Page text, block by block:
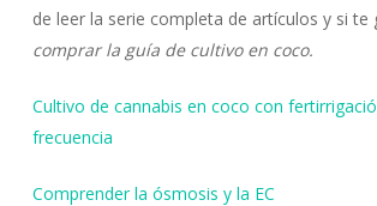
de leer la serie completa de artículos y si te
comprar la guía de cultivo en coco.
Cultivo de cannabis en coco con
frecuencia
Comprender la ósmosis y la EC